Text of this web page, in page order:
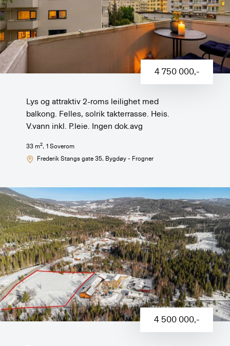
4 750 000,-
Lys og attraktiv 2-roms leilighet med
balkong. Felles, solrik takterrasse. Heis.
V.vann inkl. P.leie. Ingen dok.avg
33 m2, 1 Soverom
Frederik Stangs gate 35, Bygdøy - Frogner
4 500 000,-